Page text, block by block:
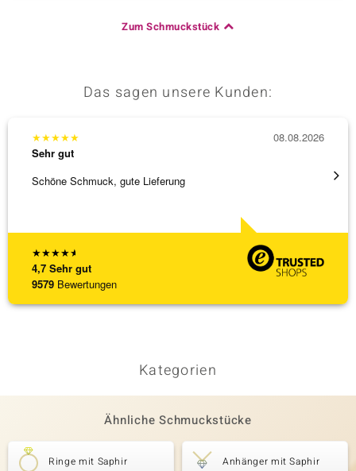
Zum Schmuckstück
Das sagen unsere Kunden:
★★★★★
4,7 Sehr gut
9579 Bewertungen
★★★★★
Sehr gut
Schöne Schmuck, gute Lieferung
08.08.2026
Kategorien
Ähnliche Schmuckstücke
Ringe mit Saphir Anhänger mit Saphir